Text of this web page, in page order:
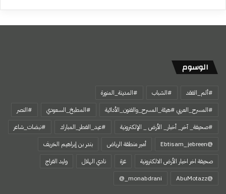
الوسوم
#ألم_الفقد #الشباب
#المدينة_المنورة
#المسرح_العربي #هيئة_المسرح_والفنون_الأدائية
#المطبخ_السعودي
#النصر
#صحيفة_ آخر_ أخبار_ الأرض _ الإلكترونية
#عيد_الفطر_المبارك
#نبضات_شاعر
@Ebtisam_jebreen
أمير منطقة الرياض
بندر بن إبراهيم الخريف
صحيفة اخر اخبار الأرض الالكترونية
غزة نادي الهلال
وليد الفراج
‏@AbuMotazz